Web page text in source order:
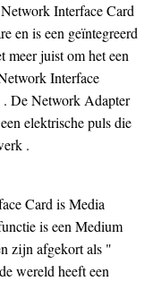
Interface Card
en is een geïntegreerd
meer juist om het een
Interface
. De Network Adapter
elektrische puls die
.
Card is Media
is een Medium
zijn afgekort als "
wereld heeft een